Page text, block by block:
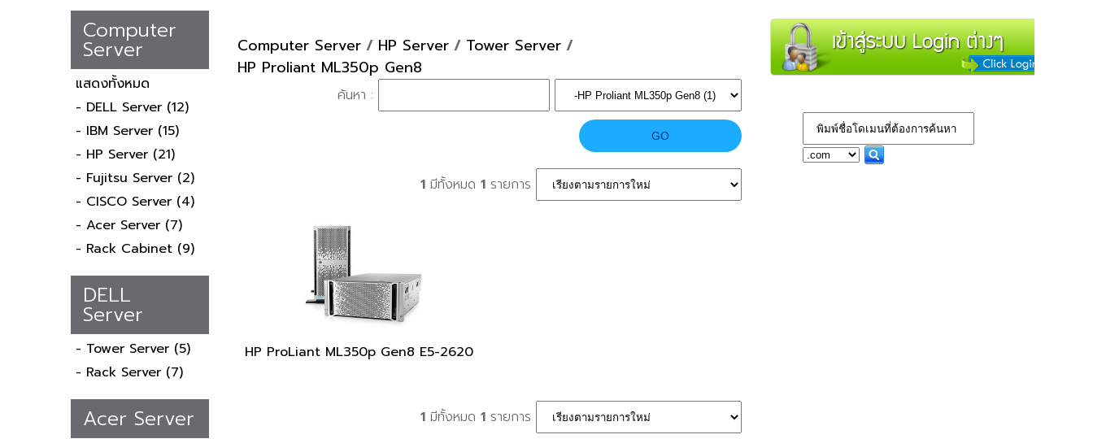
Computer
Server
แสดงทั้งหมด
- DELL Server (12)
- IBM Server (15)
- HP Server (21)
- Fujitsu Server (2)
- CISCO Server (4)
- Acer Server (7)
- Rack Cabinet (9)
DELL
Server
- Tower Server (5)
- Rack Server (7)
Acer Server
Computer Server / HP Server / Tower Server /
HP Proliant ML350p Gen8
ค้นหา :
1 มีทั้งหมด 1 รายการ
HP ProLiant ML350p Gen8 E5-2620
1 มีทั้งหมด 1 รายการ